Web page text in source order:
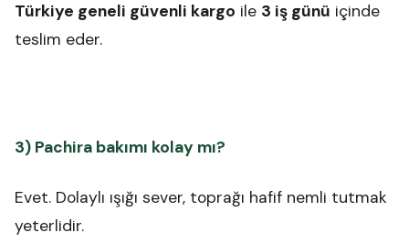
Türkiye geneli güvenli kargo ile 3 iş günü içinde
teslim eder.
3) Pachira bakımı kolay mı?
Evet. Dolaylı ışığı sever, toprağı hafif nemli tutmak
yeterlidir.